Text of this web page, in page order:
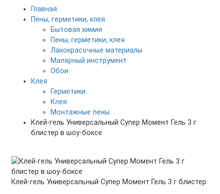
Главная
Пены, герметики, клея
Бытовая химия
Пены, герметики, клея
Лакокрасочные материалы
Малярный инструмент
Обои
Клея
Герметики
Клея
Монтажные пены
Клей-гель Универсальный Супер Момент Гель 3 г
блистер в шоу-боксе
Клей-гель Универсальный Супер Момент Гель 3 г блистер